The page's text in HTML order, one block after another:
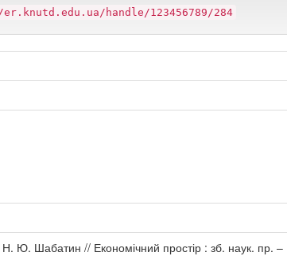
handle/123456789/284
Ю. Шабатин // Економічний простір : зб. наук. пр. –